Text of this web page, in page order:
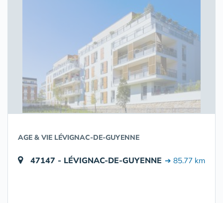
AGE & VIE LÉVIGNAC-DE-GUYENNE
47147 - LÉVIGNAC-DE-GUYENNE ➔ 85.77 km